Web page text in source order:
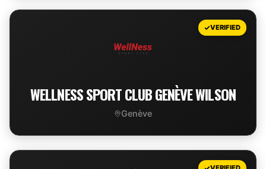
VIEW DEAL
VERIFIED
WELLNESS SPORT CLUB GENÈVE WILSON
Genève
VIEW DEAL